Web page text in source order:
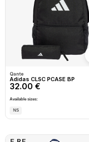
Qante
Adidas CLSC PCASE BP
32.00 €
Available sizes:
NS